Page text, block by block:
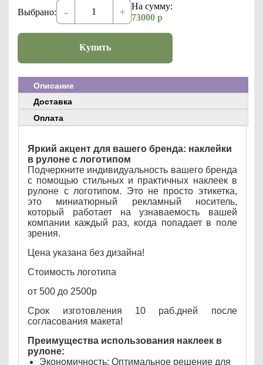
Выбрано: - +
На сумму:
73000 р
Купить
Описание
Доставка
Оплата
Яркий акцент для вашего бренда: наклейки
в рулоне с логотипом
Подчеркните индивидуальность вашего бренда
с помощью стильных и практичных наклеек в
рулоне с логотипом. Это не просто этикетка,
это миниатюрный рекламный носитель,
который работает на узнаваемость вашей
компании каждый раз, когда попадает в поле
зрения.
Цена указана без дизайна!
Стоимость логотипа
от 500 до 2500р
Срок изготовления 10 раб.дней после
согласования макета!
Преимущества использования наклеек в
рулоне:
Экономичность: Оптимальное решение для